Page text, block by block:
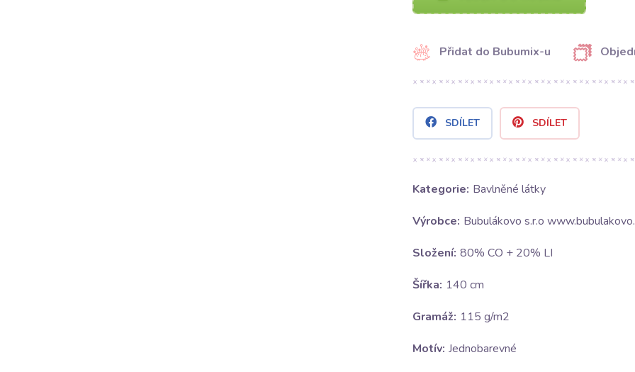
Přidat do Bubumix-u
SDÍLET SDÍLET
Kategorie: Bavlněné látky
Výrobce: Bubulákovo s.r.o
Složení: 80% CO + 20% LI
Šířka: 140 cm
Gramáž: 115 g/m2
Motív: Jednobarevné